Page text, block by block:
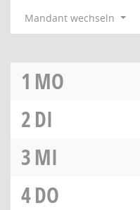
Mandant wechseln
1 MO
2DI
3MI
4DO